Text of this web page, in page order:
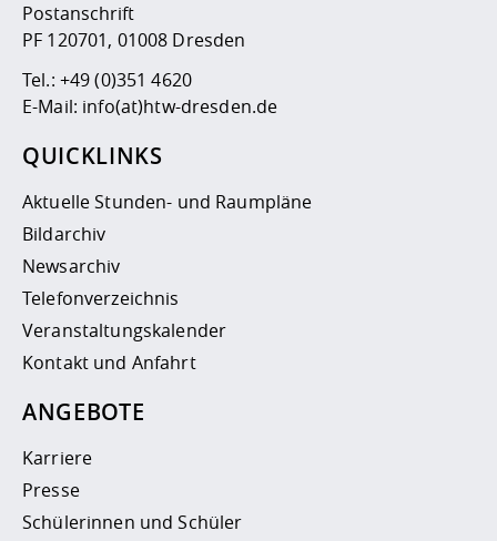
Postanschrift
PF 120701, 01008 Dresden
Tel.: +49 (0)351 4620
E-Mail: info(at)htw-dresden.de
QUICKLINKS
Aktuelle Stunden- und Raumpläne
Bildarchiv
Newsarchiv
Telefonverzeichnis
Veranstaltungskalender
Kontakt und Anfahrt
ANGEBOTE
Karriere
Presse
Schülerinnen und Schüler